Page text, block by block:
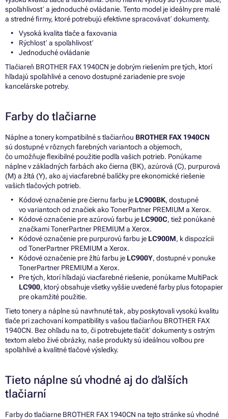
spoľahlivosť a jednoduché ovládanie. Tento model je ideálny pre malé
a stredné firmy, ktoré potrebujú efektívne spracovávať dokumenty.
Vysoká kvalita tlače a faxovania
Rýchlosť a spoľahlivosť
Jednoduché ovládanie
Tlačiareň BROTHER FAX 1940CN je dobrým riešením pre tých, ktorí
hľadajú spoľahlivé a cenovo dostupné zariadenie pre svoje
kancelárske potreby.
Farby do tlačiarne
Náplne a tonery kompatibilné s tlačiarňou BROTHER FAX 1940CN
sú dostupné v rôznych farebných variantoch a objemoch,
čo umožňuje flexibilné použitie podľa vašich potrieb. Ponúkame
náplne v základných farbách ako čierna (BK), azúrová (C), purpurová
(M) a žltá (Y), ako aj viacfarebné balíčky pre ekonomické riešenie
vašich tlačových potrieb.
Kódové označenie pre čiernu farbu je LC900BK, dostupné
vo variantoch od značiek ako TonerPartner PREMIUM a Xerox.
Kódové označenie pre azúrovú farbu je LC900C, tiež ponúkané
značkami TonerPartner PREMIUM a Xerox.
Kódové označenie pre purpurovú farbu je LC900M, k dispozícii
od TonerPartner PREMIUM a Xerox.
Kódové označenie pre žltú farbu je LC900Y, dostupné v ponuke
TonerPartner PREMIUM a Xerox.
Pre tých, ktorí hľadajú viacfarebné riešenie, ponúkame MultiPack
LC900, ktorý obsahuje všetky vyššie uvedené farby plus fotopapier
pre okamžité použitie.
Tieto tonery a náplne sú navrhnuté tak, aby poskytovali vysokú kvalitu
tlače pri zachovaní kompatibility s vašou tlačiarňou BROTHER FAX
1940CN. Bez ohľadu na to, či potrebujete tlačiť dokumenty s ostrým
textom alebo živé obrázky, naše produkty sú ideálnou voľbou pre
spoľahlivé a kvalitné tlačové výsledky.
Tieto náplne sú vhodné aj do ďalších
tlačiarní
Farby do tlačiarne BROTHER FAX 1940CN na tejto stránke sú vhodné